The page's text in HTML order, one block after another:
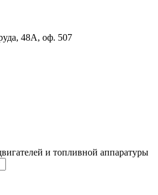
48А, оф. 507
и топливной аппаратуры